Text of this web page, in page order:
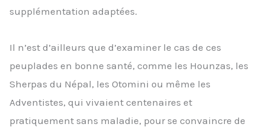
supplémentation adaptées.
Il n’est d’ailleurs que d’examiner le cas de ces
peuplades en bonne santé, comme les Hounzas, les
Sherpas du Népal, les Otomini ou même les
Adventistes, qui vivaient centenaires et
pratiquement sans maladie, pour se convaincre de